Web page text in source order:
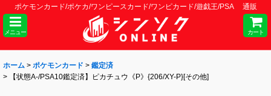
ポケモンカード/ポケカ/ワンピースカード/ワンピカード/遊戯王/PSA 通販
メニュー カート
ホーム > ポケモンカード > 鑑定済
>
【状態A-/PSA10鑑定済】ピカチュウ《P》{206/XY-P}[その他]